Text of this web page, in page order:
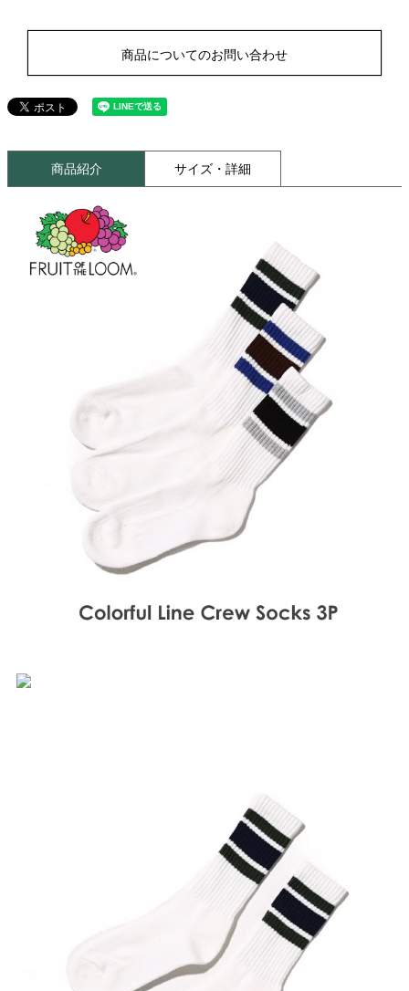
商品についてのお問い合わせ
商品紹介 サイズ・詳細